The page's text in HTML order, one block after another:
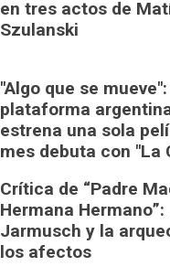
en tres actos de
Szulanski
"Algo que se
plataforma
estrena una sola
mes debuta con "La
Crítica de “Padre
Hermana
Jarmusch y la
los afectos